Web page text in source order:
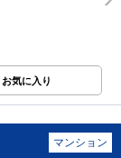
お気に入り
マンション